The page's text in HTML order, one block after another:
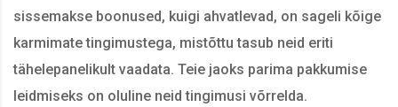
sissemakse boonused, kuigi ahvatlevad, on sageli kõige
karmimate tingimustega, mistõttu tasub neid eriti
tähelepanelikult vaadata. Teie jaoks parima pakkumise
leidmiseks on oluline neid tingimusi võrrelda.